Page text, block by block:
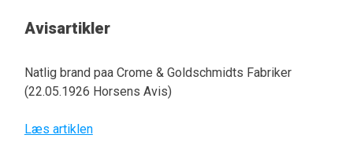
Avisartikler
Natlig brand paa Crome & Goldschmidts Fabriker
(22.05.1926 Horsens Avis)
Læs artiklen